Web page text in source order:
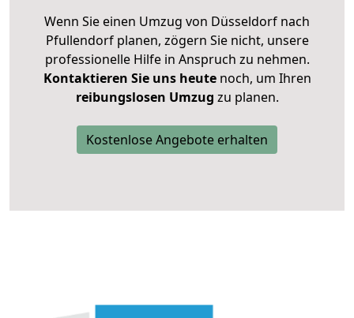
Wenn Sie einen Umzug von Düsseldorf nach
Pfullendorf planen, zögern Sie nicht, unsere
professionelle Hilfe in Anspruch zu nehmen.
Kontaktieren Sie uns heutenoch, um Ihren
reibungslosen Umzug zu planen.
Kostenlose Angebote erhalten